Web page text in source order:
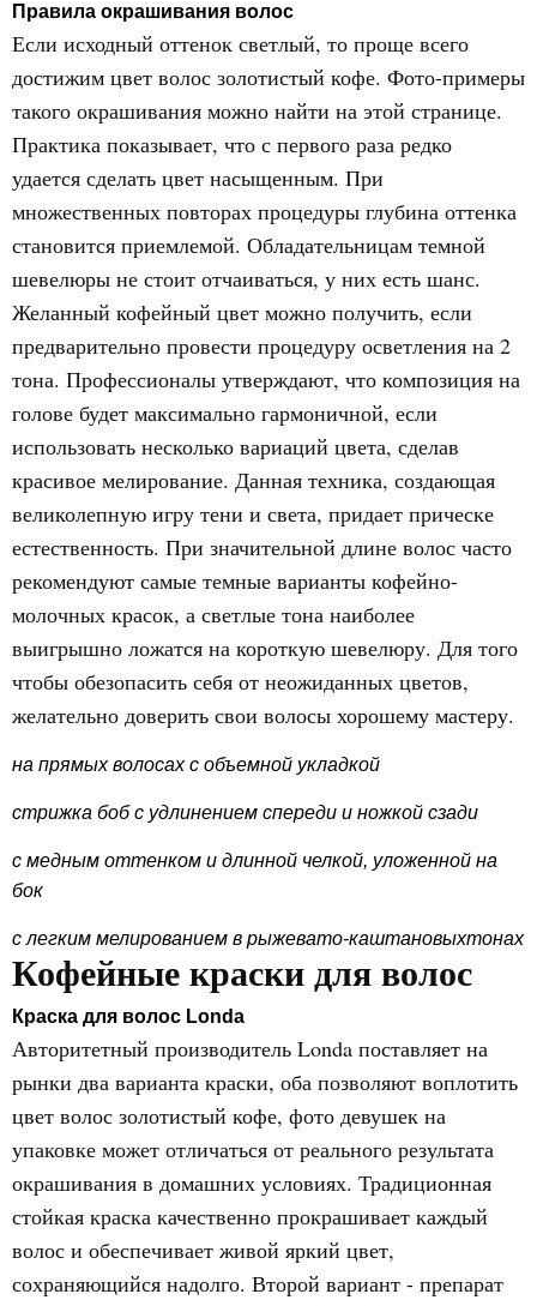
Правила окрашивания волос
Если исходный оттенок светлый, то проще всего
достижим цвет волос золотистый кофе. Фото-примеры
такого окрашивания можно найти на этой странице.
Практика показывает, что с первого раза редко
удается сделать цвет насыщенным. При
множественных повторах процедуры глубина оттенка
становится приемлемой. Обладательницам темной
шевелюры не стоит отчаиваться, у них есть шанс.
Желанный кофейный цвет можно получить, если
предварительно провести процедуру осветления на 2
тона. Профессионалы утверждают, что композиция на
голове будет максимально гармоничной, если
использовать несколько вариаций цвета, сделав
красивое мелирование. Данная техника, создающая
великолепную игру тени и света, придает прическе
естественность. При значительной длине волос часто
рекомендуют самые темные варианты кофейно-
молочных красок, а светлые тона наиболее
выигрышно ложатся на короткую шевелюру. Для того
чтобы обезопасить себя от неожиданных цветов,
желательно доверить свои волосы хорошему мастеру.
на прямых волосах с объемной укладкой
стрижка боб с удлинением спереди и ножкой сзади
с медным оттенком и длинной челкой, уложенной на
бок
с легким мелированием в рыжевато-каштановыхтонах
Кофейные краски для волос
Краска для волос Londa
Авторитетный производитель Londa поставляет на
рынки два варианта краски, оба позволяют воплотить
цвет волос золотистый кофе, фото девушек на
упаковке может отличаться от реального результата
окрашивания в домашних условиях. Традиционная
стойкая краска качественно прокрашивает каждый
волос и обеспечивает живой яркий цвет,
сохраняющийся надолго. Второй вариант - препарат